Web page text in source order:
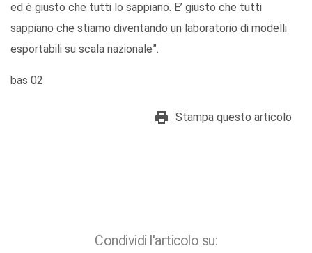
ed è giusto che tutti lo sappiano. E’ giusto che tutti
sappiano che stiamo diventando un laboratorio di modelli
esportabili su scala nazionale”.
bas 02
Stampa questo articolo
Condividi l'articolo su: